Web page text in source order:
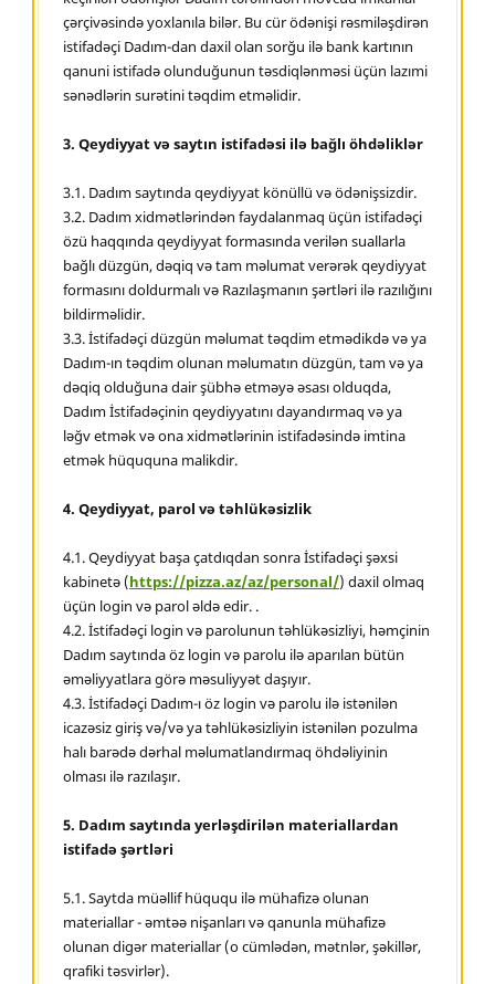
çərçivəsində yoxlanıla bilər. Bu cür ödənişi rəsmiləşdirən
istifadəçi Dadım-dan daxil olan sorğu ilə bank kartının
qanuni istifadə olunduğunun təsdiqlənməsi üçün lazımi
sənədlərin surətini təqdim etməlidir.
3. Qeydiyyat və saytın istifadəsi ilə bağlı öhdəliklər
3.1. Dadım saytında qeydiyyat könüllü və ödənişsizdir.
3.2. Dadım xidmətlərindən faydalanmaq üçün istifadəçi
özü haqqında qeydiyyat formasında verilən suallarla
bağlı düzgün, dəqiq və tam məlumat verərək qeydiyyat
formasını doldurmalı və Razılaşmanın şərtləri ilə razılığını
bildirməlidir.
3.3. İstifadəçi düzgün məlumat təqdim etmədikdə və ya
Dadım-ın təqdim olunan məlumatın düzgün, tam və ya
dəqiq olduğuna dair şübhə etməyə əsası olduqda,
Dadım İstifadəçinin qeydiyyatını dayandırmaq və ya
ləğv etmək və ona xidmətlərinin istifadəsində imtina
etmək hüququna malikdir.
4. Qeydiyyat, parol və təhlükəsizlik
4.1. Qeydiyyat başa çatdıqdan sonra İstifadəçi şəxsi
kabinetə (https://pizza.az/az/personal/) daxil olmaq
üçün login və parol əldə edir. .
4.2. İstifadəçi login və parolunun təhlükəsizliyi, həmçinin
Dadım saytında öz login və parolu ilə aparılan bütün
əməliyyatlara görə məsuliyyət daşıyır.
4.3. İstifadəçi Dadım-ı öz login və parolu ilə istənilən
icazəsiz giriş və/və ya təhlükəsizliyin istənilən pozulma
halı barədə dərhal məlumatlandırmaq öhdəliyinin
olması ilə razılaşır.
5. Dadım saytında yerləşdirilən materiallardan
istifadə şərtləri
5.1. Saytda müəllif hüququ ilə mühafizə olunan
materiallar - əmtəə nişanları və qanunla mühafizə
olunan digər materiallar (o cümlədən, mətnlər, şəkillər,
qrafiki təsvirlər).